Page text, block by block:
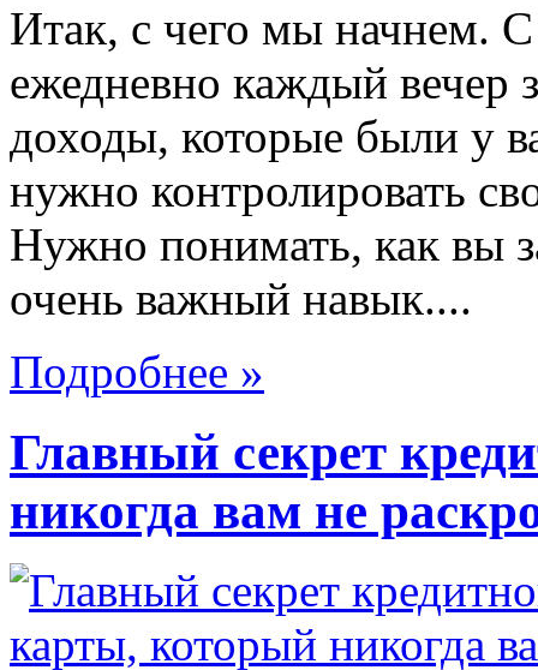
Итак, с чего мы начнем.
ежедневно каждый вечер
доходы, которые были у
нужно контролировать
Нужно понимать, как вы
очень важный навык....
Подробнее »
Главный секрет
никогда вам не